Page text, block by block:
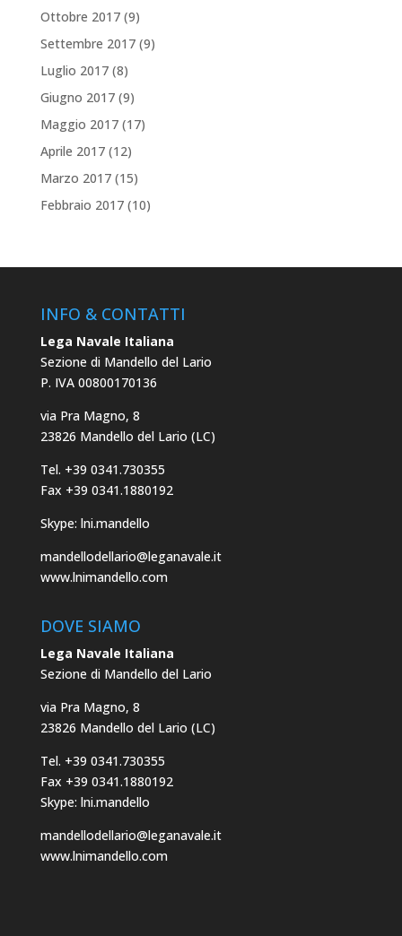
Ottobre 2017(9)
Settembre 2017(9)
Luglio 2017(8)
Giugno 2017(9)
Maggio 2017(17)
Aprile 2017(12)
Marzo 2017(15)
Febbraio 2017(10)
INFO & CONTATTI
Lega Navale Italiana
Sezione di Mandello del Lario
P. IVA 00800170136
via Pra Magno, 8
23826 Mandello del Lario (LC)
Tel. +39 0341.730355
Fax +39 0341.1880192
Skype: lni.mandello
mandellodellario@leganavale.it
www.lnimandello.com
DOVE SIAMO
Lega Navale Italiana
Sezione di Mandello del Lario
via Pra Magno, 8
23826 Mandello del Lario (LC)
Tel. +39 0341.730355
Fax +39 0341.1880192
Skype: lni.mandello
mandellodellario@leganavale.it
www.lnimandello.com